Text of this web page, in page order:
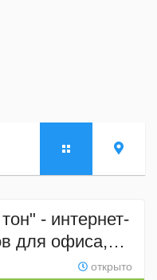
- интернет-
для офиса,
открыто